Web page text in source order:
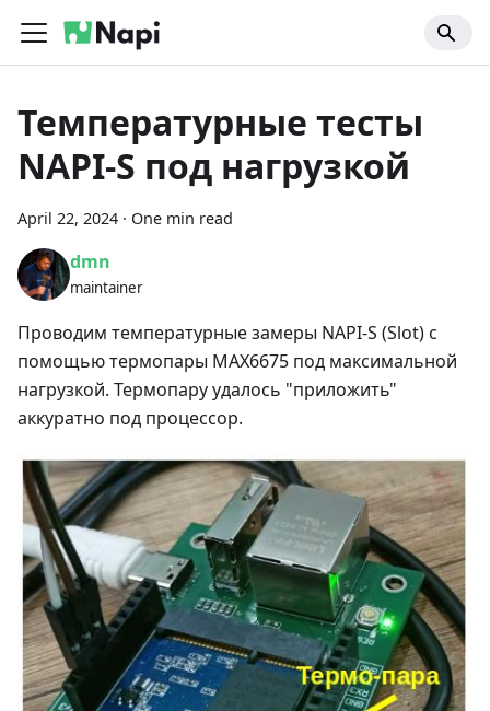
Температурные тесты
NAPI-S под нагрузкой
April 22, 2024 · One min read
dmn
maintainer
Проводим температурные замеры NAPI-S (Slot) с
помощью термопары MAX6675 под максимальной
нагрузкой. Термопару удалось "приложить"
аккуратно под процессор.